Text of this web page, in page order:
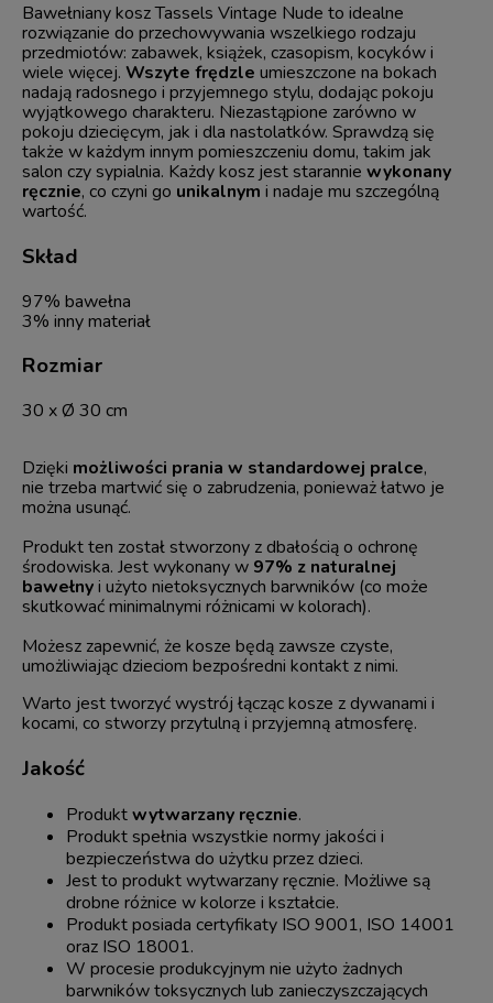
Bawełniany kosz Tassels Vintage Nude to idealne
rozwiązanie do przechowywania wszelkiego rodzaju
przedmiotów: zabawek, książek, czasopism, kocyków i
wiele więcej. Wszyte frędzle umieszczone na bokach
nadają radosnego i przyjemnego stylu, dodając pokoju
wyjątkowego charakteru. Niezastąpione zarówno w
pokoju dziecięcym, jak i dla nastolatków. Sprawdzą się
także w każdym innym pomieszczeniu domu, takim jak
salon czy sypialnia. Każdy kosz jest starannie wykonany
ręcznie, co czyni go unikalnym i nadaje mu szczególną
wartość.
Skład
97% bawełna
3% inny materiał
Rozmiar
30 x Ø 30 cm
Dzięki możliwości prania w standardowej pralce,
nie trzeba martwić się o zabrudzenia, ponieważ łatwo je
można usunąć.
Produkt ten został stworzony z dbałością o ochronę
środowiska. Jest wykonany w 97% z naturalnej
bawełnyi użyto nietoksycznych barwników (co może
skutkować minimalnymi różnicami w kolorach).
Możesz zapewnić, że kosze będą zawsze czyste,
umożliwiając dzieciom bezpośredni kontakt z nimi.
Warto jest tworzyć wystrój łącząc kosze z dywanami i
kocami, co stworzy przytulną i przyjemną atmosferę.
Jakość
Produktwytwarzany ręcznie.
Produkt spełnia wszystkie normy jakości i
bezpieczeństwa do użytku przez dzieci.
Jest to produkt wytwarzany ręcznie. Możliwe są
drobne różnice w kolorze i kształcie.
Produkt posiada certyfikaty ISO 9001, ISO 14001
oraz ISO 18001.
W procesie produkcyjnym nie użyto żadnych
barwników toksycznych lub zanieczyszczających